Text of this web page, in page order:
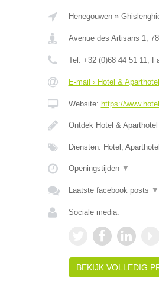
Henegouwen»
Avenue des Artisans 1,
Tel: +32 (0)68 44 51 11,
E-mail › Hotel &
Website: https://
Ontdek Hotel &
Diensten: Hotel,
Openingstijden ▼
Laatste facebook posts ▼
Sociale media:
BEKIJK VOLLEDIG